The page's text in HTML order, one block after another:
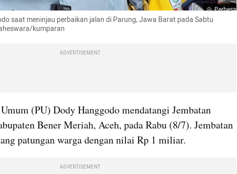
Perbesar
saat meninjau perbaikan jalan di Parung, Jawa Barat pada Sabtu
kumparan
ADVERTISEMENT
(PU) Dody Hanggodo mendatangi Jembatan
Bener Meriah, Aceh, pada Rabu (8/7). Jembatan
patungan warga dengan nilai Rp 1 miliar.
ADVERTISEMENT